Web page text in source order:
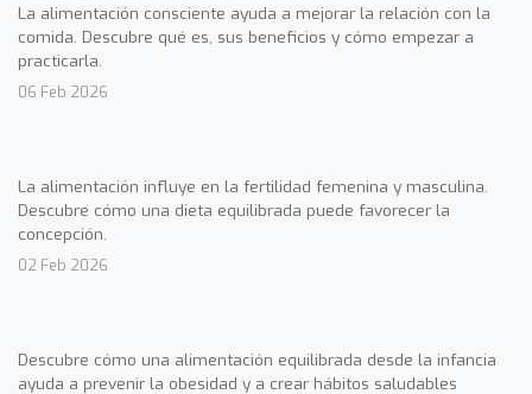
La alimentación consciente ayuda a mejorar la relación con la
comida. Descubre qué es, sus beneficios y cómo empezar a
practicarla.
06 Feb 2026
La alimentación influye en la fertilidad femenina y masculina.
Descubre cómo una dieta equilibrada puede favorecer la
concepción.
02 Feb 2026
Descubre cómo una alimentación equilibrada desde la infancia
ayuda a prevenir la obesidad y a crear hábitos saludables